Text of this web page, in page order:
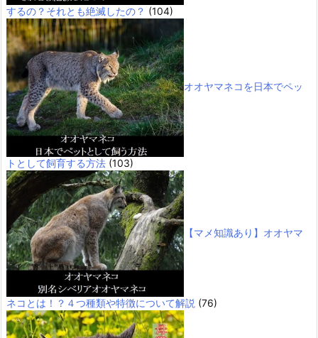
するの？それとも絶滅したの？ (104)
オオヤマネコを日本でペッ
トとして飼育する方法 (103)
【マメ知識あり】オオヤマ
ネコとは！？４つ種類や特徴について解説 (76)